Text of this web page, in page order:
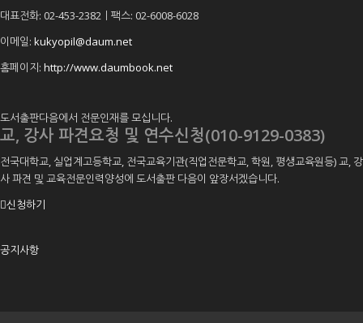
대표전화: 02-453-2382ㅣ팩스: 02-6008-6028
이메일: kukyopil@daum.net
홈페이지: http://www.daumbook.net
도서출판다음에서 전문인재를 모십니다.
교, 강사 파견요청 및 연수신청(010-9129-0383)
전국대학교, 실업계고등학교, 전국교육기관(직업전문학교, 학원, 평생교육원등) 교, 강
사 파견 및 교육전문인력양성에 도서출판 다음이 앞장서겠습니다.
신청하기
공지사항